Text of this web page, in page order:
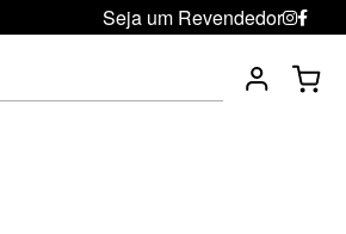
Seja um Revendedor